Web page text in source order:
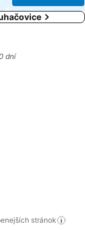
dní
stránok